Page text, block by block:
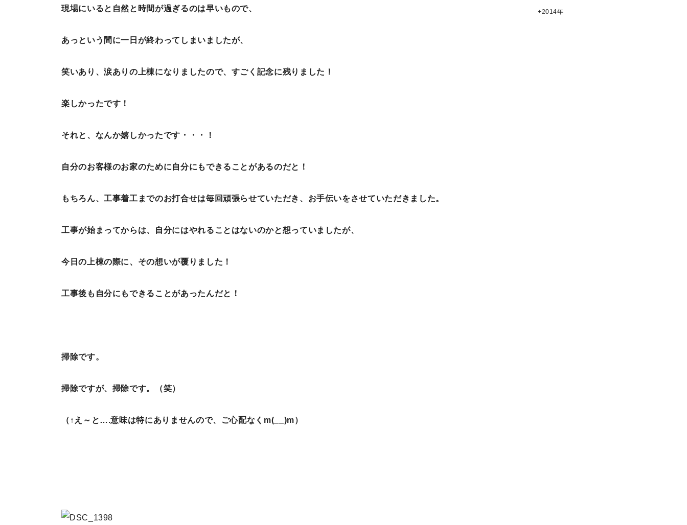
現場にいると自然と時間が過ぎるのは早いもので、
あっという間に一日が終わってしまいましたが、
笑いあり、涙ありの上棟になりましたので、すごく記念に残りました！
楽しかったです！
それと、なんか嬉しかったです・・・！
自分のお客様のお家のために自分にもできることがあるのだと！
もちろん、工事着工までのお打合せは毎回頑張らせていただき、お手伝いをさせていただきました。
工事が始まってからは、自分にはやれることはないのかと想っていましたが、
今日の上棟の際に、その想いが覆りました！
工事後も自分にもできることがあったんだと！
掃除です。
掃除ですが、掃除です。（笑）
（↑え～と….意味は特にありませんので、ご心配なくm(__)m）
2014年